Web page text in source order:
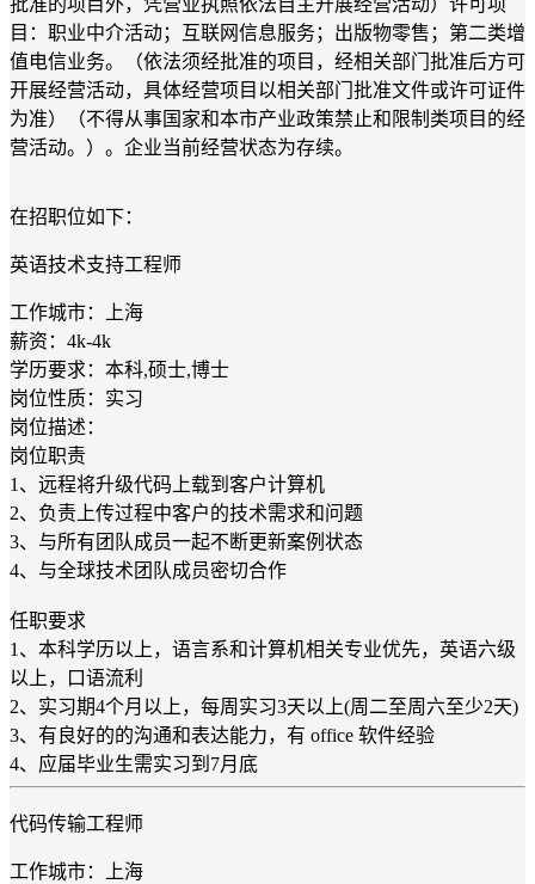
目：职业中介活动；互联网信息服务；出版物零售；第二类增
值电信业务。（依法须经批准的项目，经相关部门批准后方可
开展经营活动，具体经营项目以相关部门批准文件或许可证件
为准）（不得从事国家和本市产业政策禁止和限制类项目的经
营活动。）。企业当前经营状态为存续。
在招职位如下：
英语技术支持工程师
工作城市：上海
薪资：4k-4k
学历要求：本科,硕士,博士
岗位性质：实习
岗位描述：
岗位职责
1、远程将升级代码上载到客户计算机
2、负责上传过程中客户的技术需求和问题
3、与所有团队成员一起不断更新案例状态
4、与全球技术团队成员密切合作
任职要求
1、本科学历以上，语言系和计算机相关专业优先，英语六级
以上，口语流利
2、实习期4个月以上，每周实习3天以上(周二至周六至少2天)
3、有良好的的沟通和表达能力，有 office 软件经验
4、应届毕业生需实习到7月底
代码传输工程师
工作城市：上海